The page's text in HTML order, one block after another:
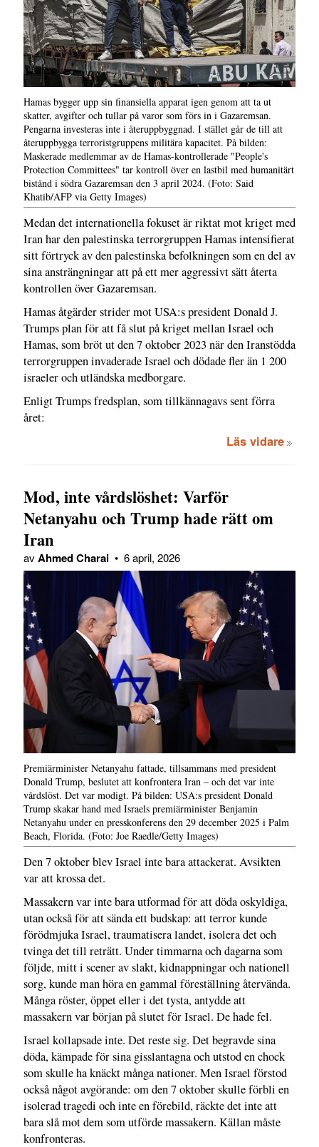
Hamas bygger upp sin finansiella apparat igen genom att ta ut
skatter, avgifter och tullar på varor som förs in i Gazaremsan.
Pengarna investeras inte i återuppbyggnad. I stället går de till att
återuppbygga terroristgruppens militära kapacitet. På bilden:
Maskerade medlemmar av de Hamas-kontrollerade "People's
Protection Committees" tar kontroll över en lastbil med humanitärt
bistånd i södra Gazaremsan den 3 april 2024. (Foto: Said
Khatib/AFP via Getty Images)
Medan det internationella fokuset är riktat mot kriget med
Iran har den palestinska terrorgruppen Hamas intensifierat
sitt förtryck av den palestinska befolkningen som en del av
sina ansträngningar att på ett mer aggressivt sätt återta
kontrollen över Gazaremsan.
Hamas åtgärder strider mot USA:s president Donald J.
Trumps plan för att få slut på kriget mellan Israel och
Hamas, som bröt ut den 7 oktober 2023 när den Iranstödda
terrorgruppen invaderade Israel och dödade fler än 1 200
israeler och utländska medborgare.
Enligt Trumps fredsplan, som tillkännagavs sent förra
året:
Läs vidare
Mod, inte vårdslöshet: Varför
Netanyahu och Trump hade rätt om
Iran
avAhmed Charai • 6 april, 2026
Premiärminister Netanyahu fattade, tillsammans med president
Donald Trump, beslutet att konfrontera Iran – och det var inte
vårdslöst. Det var modigt. På bilden: USA:s president Donald
Trump skakar hand med Israels premiärminister Benjamin
Netanyahu under en presskonferens den 29 december 2025 i Palm
Beach, Florida. (Foto: Joe Raedle/Getty Images)
Den 7 oktober blev Israel inte bara attackerat. Avsikten
var att krossa det.
Massakern var inte bara utformad för att döda oskyldiga,
utan också för att sända ett budskap: att terror kunde
förödmjuka Israel, traumatisera landet, isolera det och
tvinga det till reträtt. Under timmarna och dagarna som
följde, mitt i scener av slakt, kidnappningar och nationell
sorg, kunde man höra en gammal föreställning återvända.
Många röster, öppet eller i det tysta, antydde att
massakern var början på slutet för Israel. De hade fel.
Israel kollapsade inte. Det reste sig. Det begravde sina
döda, kämpade för sina gisslantagna och utstod en chock
som skulle ha knäckt många nationer. Men Israel förstod
också något avgörande: om den 7 oktober skulle förbli en
isolerad tragedi och inte en förebild, räckte det inte att
bara slå mot dem som utförde massakern. Källan måste
konfronteras.